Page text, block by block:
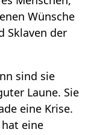
Wünsche
Sklaven der
sind sie
Laune. Sie
eine Krise.
eine